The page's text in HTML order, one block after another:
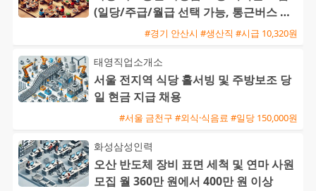
(일당/주급/월급 선택 가능, 통근버스 운
#경기 안산시 #생산직 #시급 10,320원
태영직업소개소
서울 전지역 식당 홀서빙 및 주방보조 당
일 현금 지급 채용
#서울 금천구 #외식·식음료 #일당 150,000원
화성삼성인력
오산 반도체 장비 표면 세척 및 연마 사원
모집 월 360만 원에서 400만 원 이상